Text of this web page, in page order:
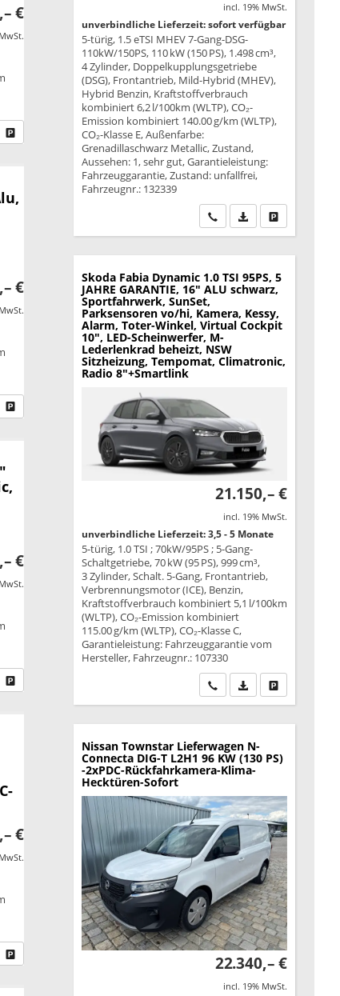
€
anDatei, Fahrzeugexposé drucken
Drucken, parken oder vergleichen
€
anDatei, Fahrzeugexposé drucken
Drucken, parken oder vergleichen
€
an
Datei, Fahrzeugexposé drucken
€
anDatei, Fahrzeugexposé drucken
Drucken, parken oder vergleichen
incl. 19% MwSt.
unverbindliche Lieferzeit: sofort verfügbar
5-türig, 1.5 eTSI MHEV 7-Gang-DSG-
110kW/150PS, 110 kW (150 PS), 1.498 cm³,
4 Zylinder, Doppelkupplungsgetriebe
(DSG), Frontantrieb, Mild-Hybrid (MHEV),
Hybrid Benzin, Kraftstoffverbrauch
kombiniert 6,2 l/100km (WLTP), CO₂-
Emission kombiniert 140.00 g/km (WLTP),
CO₂-Klasse E, Außenfarbe:
Grenadillaschwarz Metallic, Zustand,
Aussehen: 1, sehr gut, Garantieleistung:
Fahrzeuggarantie, Zustand: unfallfrei,
Fahrzeugnr.: 132339
Wir rufen Sie an
PDF-Datei,Drucken,
Skoda Fabia Dynamic 1.0 TSI 95PS, 5
JAHRE GARANTIE, 16" ALU schwarz,
Sportfahrwerk, SunSet,
Parksensoren vo/hi, Kamera, Kessy,
Alarm, Toter-Winkel, Virtual Cockpit
10", LED-Scheinwerfer, M-
Lederlenkrad beheizt, NSW
Sitzheizung, Tempomat, Climatronic,
Radio 8"+Smartlink
21.150,– €
incl. 19% MwSt.
unverbindliche Lieferzeit: 3,5 - 5 Monate
5-türig, 1.0 TSI ; 70kW/95PS ; 5-Gang-
Schaltgetriebe, 70 kW (95 PS), 999 cm³,
3 Zylinder, Schalt. 5-Gang, Frontantrieb,
Verbrennungsmotor (ICE), Benzin,
Kraftstoffverbrauch kombiniert 5,1 l/100km
(WLTP), CO₂-Emission kombiniert
115.00 g/km (WLTP), CO₂-Klasse C,
Garantieleistung: Fahrzeuggarantie vom
Hersteller, Fahrzeugnr.: 107330
Wir rufen Sie an
PDF-Datei,Drucken,
Nissan Townstar Lieferwagen N-
Connecta DIG-T L2H1 96 KW (130 PS)
-2xPDC-Rückfahrkamera-Klima-
Hecktüren-Sofort
22.340,– €
incl. 19% MwSt.